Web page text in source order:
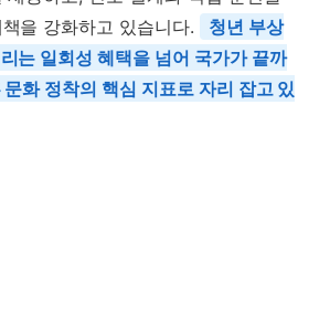
을 강화하고 있습니다.
청년 부상
는 일회성 혜택을 넘어 국가가 끝까
화 정착의 핵심 지표로 자리 잡고 있